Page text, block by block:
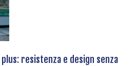
resistenza e design senza